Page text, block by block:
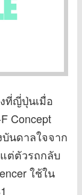
ที่ญี่ปุ่นเมื่อ
Concept
นดาลใจจาก
ต่ตัวรถกลับ
ใช้ใน